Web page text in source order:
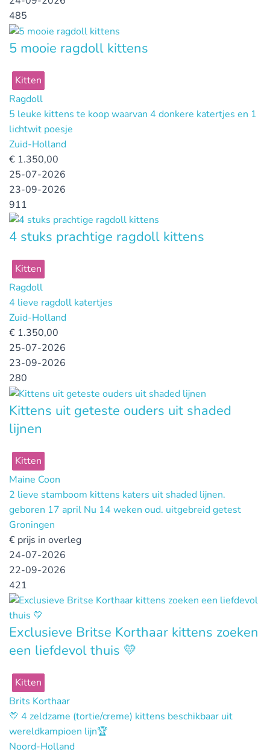
485
5 mooie ragdoll kittens
Kitten
Ragdoll
5 leuke kittens te koop waarvan 4 donkere katertjes en 1
lichtwit poesje
Zuid-Holland
€ 1.350,00
25-07-2026
23-09-2026
911
4 stuks prachtige ragdoll kittens
Kitten
Ragdoll
4 lieve ragdoll katertjes
Zuid-Holland
€ 1.350,00
25-07-2026
23-09-2026
280
Kittens uit geteste ouders uit shaded
lijnen
Kitten
Maine Coon
2 lieve stamboom kittens katers uit shaded lijnen.
geboren 17 april Nu 14 weken oud. uitgebreid getest
Groningen
€ prijs in overleg
24-07-2026
22-09-2026
421
Exclusieve Britse Korthaar kittens zoeken
een liefdevol thuis 💛
Kitten
Brits Korthaar
💛 4 zeldzame (tortie/creme) kittens beschikbaar uit
wereldkampioen lijn🏆
Noord-Holland